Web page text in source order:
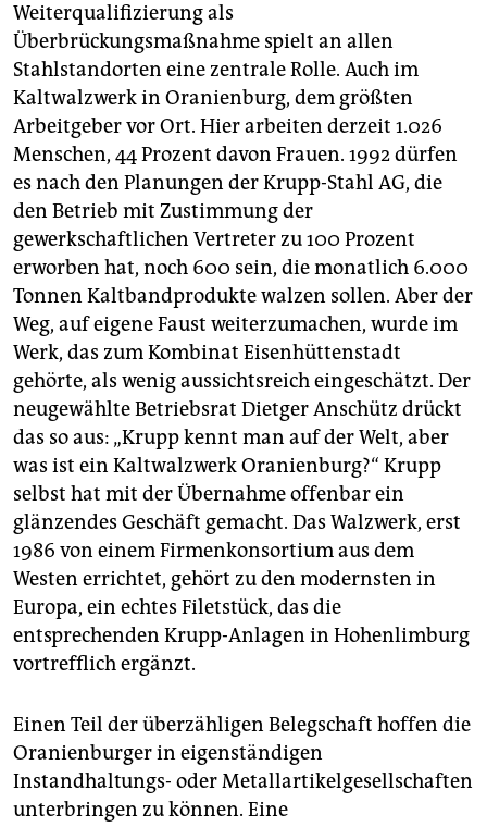
Weiterqualifizierung als
Überbrückungsmaßnahme spielt an allen
Stahlstandorten eine zentrale Rolle. Auch im
Kaltwalzwerk in Oranienburg, dem größten
Arbeitgeber vor Ort. Hier arbeiten derzeit 1.026
Menschen, 44 Prozent davon Frauen. 1992 dürfen
es nach den Planungen der Krupp-Stahl AG, die
den Betrieb mit Zustimmung der
gewerkschaftlichen Vertreter zu 100 Prozent
erworben hat, noch 600 sein, die monatlich 6.000
Tonnen Kaltbandprodukte walzen sollen. Aber der
Weg, auf eigene Faust weiterzumachen, wurde im
Werk, das zum Kombinat Eisenhüttenstadt
gehörte, als wenig aussichtsreich eingeschätzt. Der
neugewählte Betriebsrat Dietger Anschütz drückt
das so aus: „Krupp kennt man auf der Welt, aber
was ist ein Kaltwalzwerk Oranienburg?“ Krupp
selbst hat mit der Übernahme offenbar ein
glänzendes Geschäft gemacht. Das Walzwerk, erst
1986 von einem Firmenkonsortium aus dem
Westen errichtet, gehört zu den modernsten in
Europa, ein echtes Filetstück, das die
entsprechenden Krupp-Anlagen in Hohenlimburg
vortrefflich ergänzt.
Einen Teil der überzähligen Belegschaft hoffen die
Oranienburger in eigenständigen
Instandhaltungs- oder Metallartikelgesellschaften
unterbringen zu können. Eine